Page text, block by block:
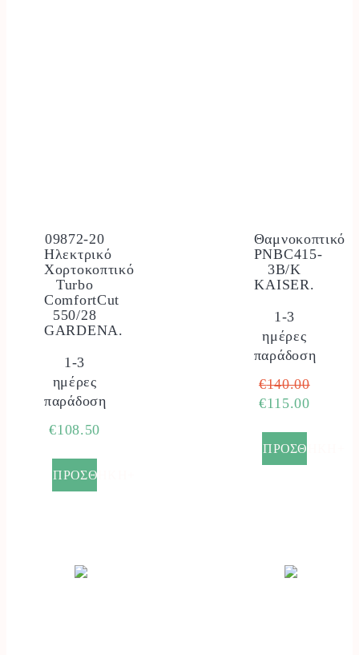
09872-20
Ηλεκτρικό
Χορτοκοπτικό
Turbo
ComfortCut
550/28
GARDENA.
1-3
ημέρες
παράδοση
€108.50
ΠΡΟΣΘΗΚΗ+
Θαμνοκοπτικό
PNBC415-
3B/K
KAISER.
1-3
ημέρες
παράδοση
€140.00
price
€115.00Η
ΠΡΟΣΘΗΚΗ+